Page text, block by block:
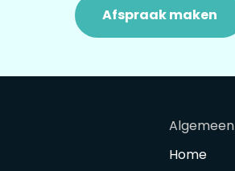
Afspraak maken
Algemeen
Home